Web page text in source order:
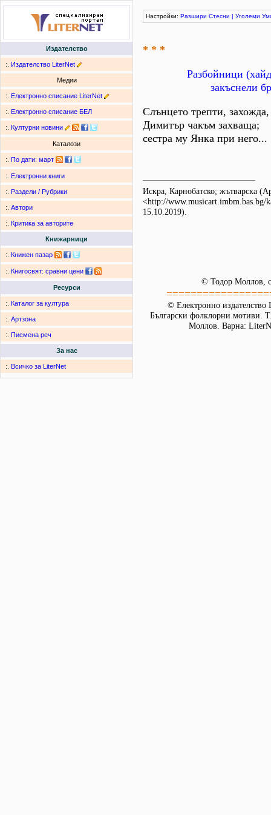
Издателство
:. Издателство LiterNet
Медии
:. Електронно списание LiterNet
:. Електронно списание БЕЛ
:. Културни новини
Каталози
:. По дати: март
:. Електронни книги
:. Раздели / Рубрики
:. Автори
:. Критика за авторите
Книжарници
:. Книжен пазар
:. Книгосвят: сравни цени
Ресурси
:. Каталог за култура
:. Артзона
:. Писмена реч
За нас
:. Всичко за LiterNet
Настройки: Разшири Стесни | Уголеми
* * *
Разбойници
закъснели
Слънцето трепти, захожда,
Димитър чакъм захваща;
сестра му Янка при него...
Искра, Карнобатско; жътварска
<http://www.musicart.imbm.bas.bg/
15.10.2019).
© Тодор Моллов,
© Електронно издателство
Български фолклорни мотиви.
Моллов. Варна: